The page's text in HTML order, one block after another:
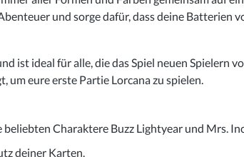
und sorge dafür, dass deine Batterien
ist ideal für alle, die das Spiel neuen Spielern
um eure erste Partie Lorcana zu spielen.
Charaktere Buzz Lightyear und Mrs.
deiner Karten.